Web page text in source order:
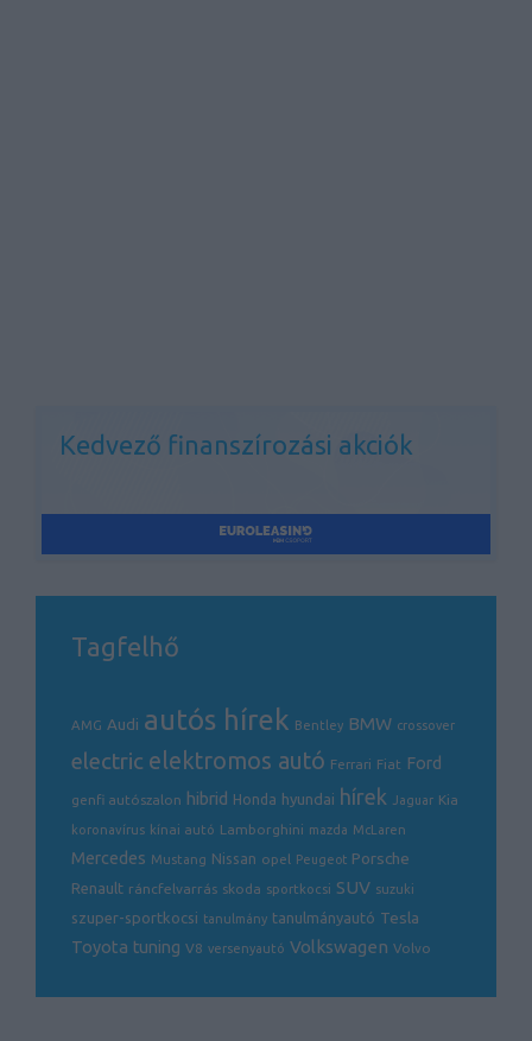
Kedvező finanszírozási akciók
Tagfelhő
AMG Audi autós hírek Bentley BMW crossover
electric elektromos autó Ferrari Fiat Ford
genfi autószalon hibrid Honda hyundai hírek Jaguar Kia
koronavírus kínai autó Lamborghini mazda McLaren
Mercedes Mustang Nissan opel Peugeot Porsche
Renault ráncfelvarrás skoda sportkocsi SUV suzuki
szuper-sportkocsi tanulmány tanulmányautó Tesla
Toyota tuning V8 versenyautó Volkswagen Volvo